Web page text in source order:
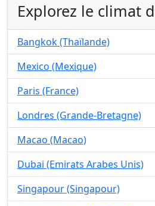
Explorez le climat
Bangkok (Thaïlande)
Mexico (Mexique)
Paris (France)
Londres (Grande-Bretagne)
Macao (Macao)
Dubai (Emirats Arabes Unis)
Singapour (Singapour)